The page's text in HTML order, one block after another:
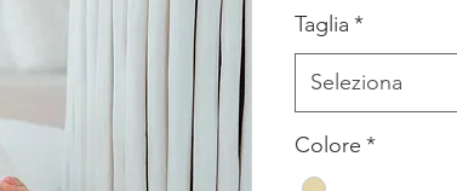
Taglia *
Seleziona
Colore *